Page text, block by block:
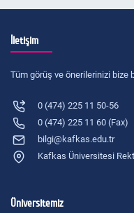
İletişim
Tüm görüş ve önerilerinizi bize
0 (474) 225 11 50-56
0 (474) 225 11 60 (Fax)
bilgi@kafkas.edu.tr
Kafkas Üniversitesi
Üniversitemiz